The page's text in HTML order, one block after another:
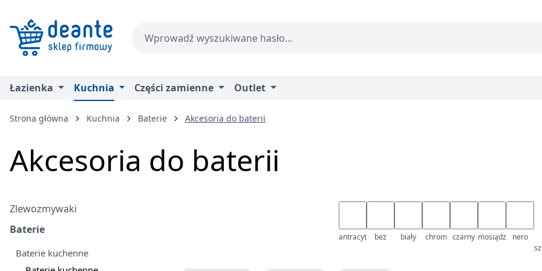
Łazienka Kuchnia Części zamienne Outlet
Strona główna Kuchnia Baterie Akcesoria do baterii
Akcesoria do baterii
Zlewozmywaki
Baterie
Baterie kuchenne
antracyt beż biały chrom czarny mosiądz nero